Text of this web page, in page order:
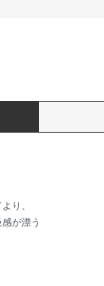
り、
が漂う